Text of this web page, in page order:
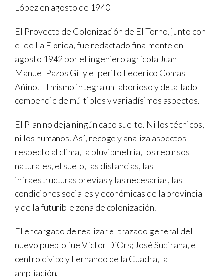
López en agosto de 1940.
El Proyecto de Colonización de El Torno, junto con
el de La Florida, fue redactado finalmente en
agosto 1942 por el ingeniero agrícola Juan
Manuel Pazos Gil y el perito Federico Comas
Añino. El mismo integra un laborioso y detallado
compendio de múltiples y variadísimos aspectos.
El Plan no deja ningún cabo suelto. Ni los técnicos,
ni los humanos. Así, recoge y analiza aspectos
respecto al clima, la pluviometría, los recursos
naturales, el suelo, las distancias, las
infraestructuras previas y las necesarias, las
condiciones sociales y económicas de la provincia
y de la futurible zona de colonización.
El encargado de realizar el trazado general del
nuevo pueblo fue Víctor D´Ors; José Subirana, el
centro cívico y Fernando de la Cuadra, la
ampliación.